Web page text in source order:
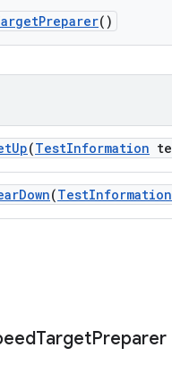
Preparer()
Up(TestInformation
Down(TestInformation
TargetPreparer